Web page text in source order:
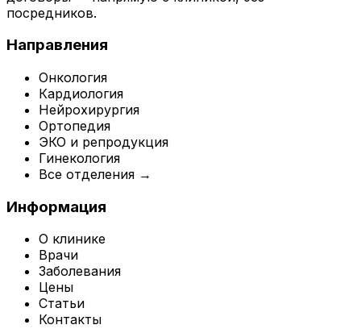
посредников.
Направления
Онкология
Кардиология
Нейрохирургия
Ортопедия
ЭКО и репродукция
Гинекология
Все отделения →
Информация
О клинике
Врачи
Заболевания
Цены
Статьи
Контакты